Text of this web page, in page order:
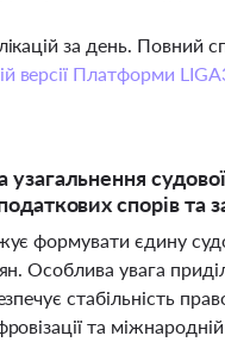
за день. Повний
версії Платформи
спорів та
формувати єдину
Особлива увага
стабільність
та